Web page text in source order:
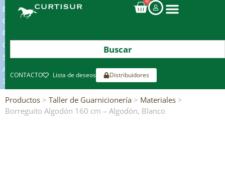
ENVIOS
GRATIS
POR
COMPRAS
SUPERIORES
A
300€*
CONTACTO Lista de deseos Distribuidores
Productos > Taller de Guarnicionería > Materiales >
Borreguito Algodón 160 cm – Algodón, Blanco